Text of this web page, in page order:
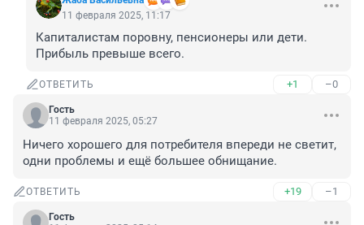
11 февраля 2025, 11:17
Капиталистам поровну, пенсионеры или дети.
Прибыль превыше всего.
ОТВЕТИТЬ +1 –0
Гость
11 февраля 2025, 05:27
Ничего хорошего для потребителя впереди не светит,
одни проблемы и ещё большее обнищание.
ОТВЕТИТЬ +19 –1
Гость